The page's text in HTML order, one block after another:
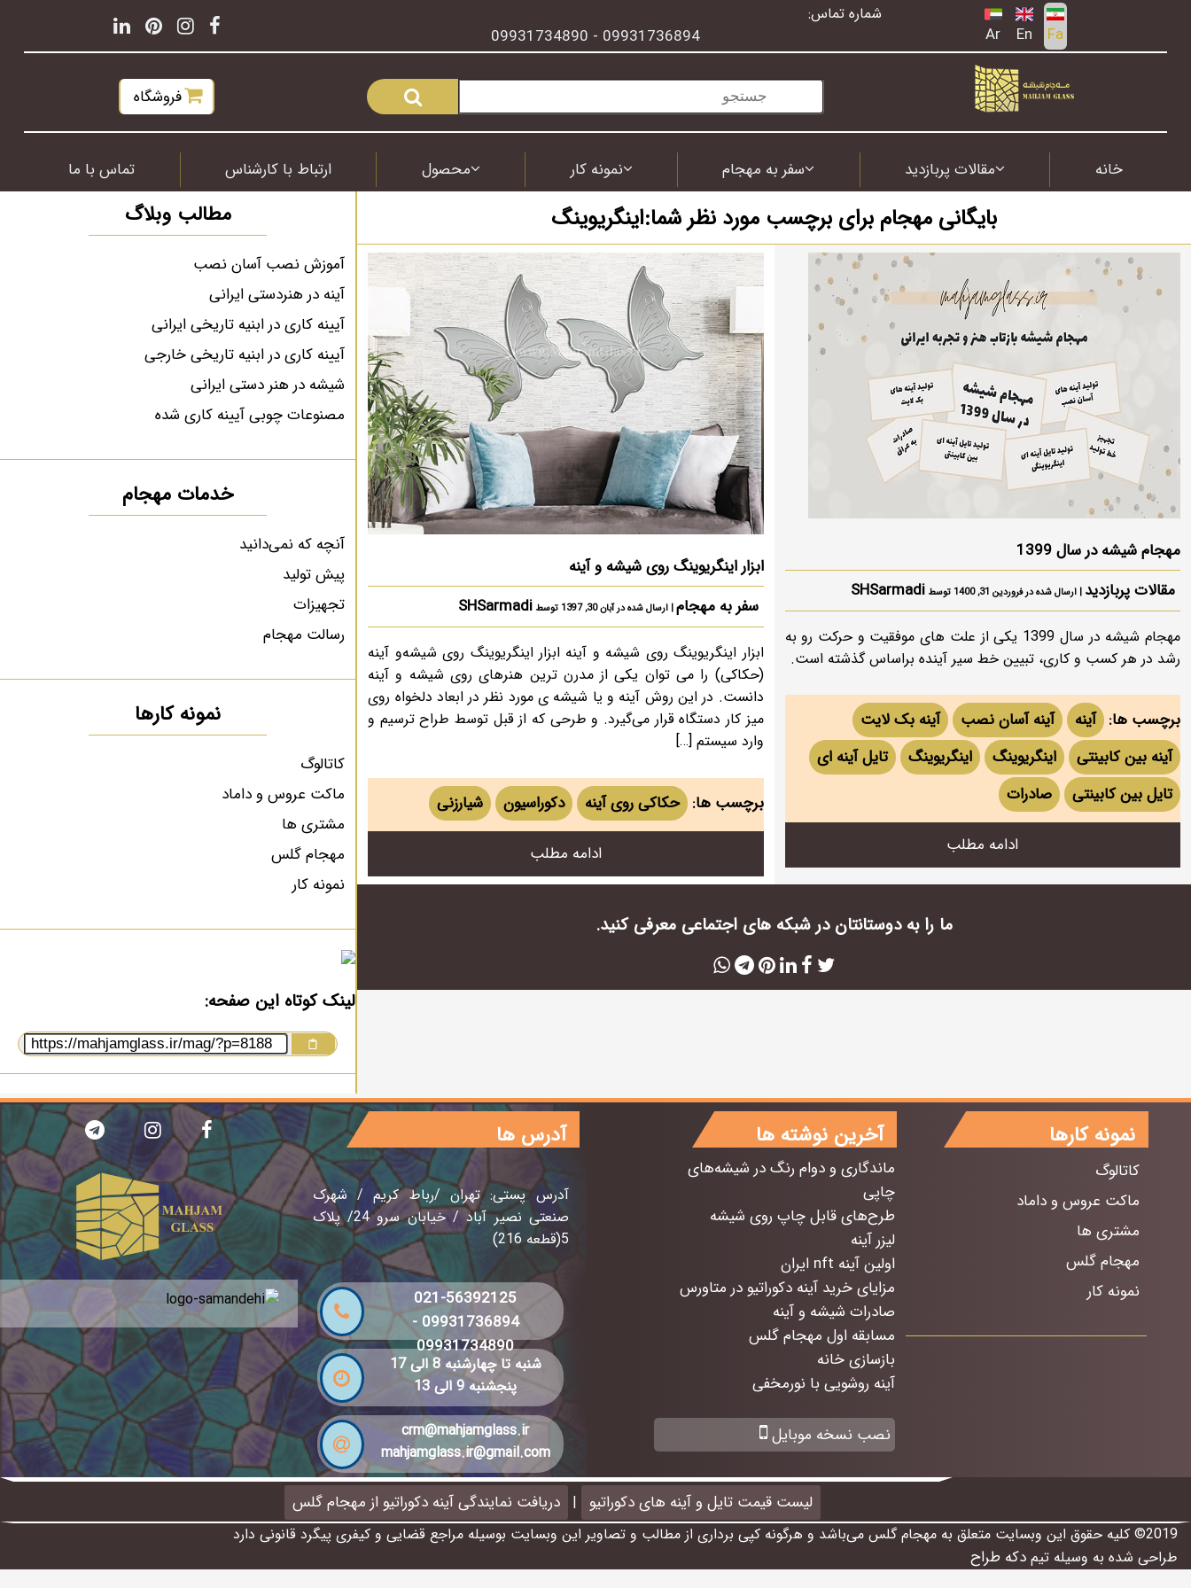
Fa
En
Ar
شماره تماس:
09931736894
-
09931734890
فروشگاه
خانه مقالات پربازدید سفر به مهجام نمونه کار محصول ارتباط با کارشناس تماس با ما
مطالب وبلاگ
آموزش نصب آسان نصب
آینه در هنردستی ایرانی
آیینه کاری در ابنیه تاریخی ایرانی
آیینه کاری در ابنیه تاریخی خارجی
شیشه در هنر دستی ایرانی
مصنوعات چوبی آیینه کاری شده
خدمات مهجام
آنچه که نمی‌دانید
پیش تولید
تجهیزات
رسالت مهجام
نمونه کارها
کاتالوگ
ماکت عروس و داماد
مشتری ها
مهجام گلس
نمونه کار
لینک کوتاه این صفحه:
بایگانی مهجام برای برچسب مورد نظر شما:اینگریوینگ
مهجام شیشه در سال 1399
مقالات پربازدید | ارسال شده در فروردین 31, 1400 توسط SHSarmadi
مهجام شیشه در سال 1399 یکی از علت های موفقیت و حرکت رو به
رشد در هر کسب و کاری، تبیین خط سیر آینده براساس گذشته است.
برچسب ها: آینه آینه آسان نصب
آینه بک لایت
آینه بین کابینتی
اینگریوینگ اینگریوینگ
تایل آینه ای
تایل بین کابینتی
صادرات
ادامه مطلب
ابزار اینگریوینگ روی شیشه و آینه
سفر به مهجام| ارسال شده در آبان 30, 1397 توسط SHSarmadi
ابزار اینگریوینگ روی شیشه و آینه ابزار اینگریوینگ روی شیشه‌و آینه
(حکاکی) را می توان یکی از مدرن ترین هنرهای روی شیشه و آینه
دانست. در این روش آینه و یا شیشه ی مورد نظر در ابعاد دلخواه روی
میز کار دستگاه قرار می‌گیرد. و طرحی که از قبل توسط طراح ترسیم و
وارد سیستم […]
برچسب ها: حکاکی روی آینه دکوراسیون شیارزنی
ادامه مطلب
ما را به دوستانتان در شبکه های اجتماعی معرفی کنید.
آخرین نوشته ها
ماندگاری و دوام رنگ در شیشه‌های
چاپی
طرح‌های قابل چاپ روی شیشه
لیزر آینه
اولین آینه nft ایران
مزایای خرید آینه دکوراتیو در متاورس
صادرات شیشه و آینه
مسابقه اول مهجام گلس
بازسازی خانه
آینه روشویی با نورمخفی
نصب نسخه موبایل
نمونه کارها
کاتالوگ
ماکت عروس و داماد
مشتری ها
مهجام گلس
نمونه کار
آدرس ها
آدرس پستی: تهران /رباط کریم / شهرک
صنعتی نصیر آباد / خیابان سرو 24/ پلاک
5(قطعه 216)
021-56392125
09931736894
-
09931734890
شنبه تا چهارشنبه 8 الی 17
پنجشنبه 9 الی 13
crm@mahjamglass.ir
mahjamglass.ir@gmail.com
لیست قیمت تایل و آینه های دکوراتیو | دریافت نمایندگی آینه دکوراتیو از مهجام گلس
2019© کلیه حقوق این وبسایت متعلق به مهجام گلس می‌باشد و هرگونه کپی برداری از مطالب و تصاویر این وبسایت بوسیله مراجع قضایی و کیفری پیگرد قانونی دارد
طراحی شده به وسیله تیم دکه طراح